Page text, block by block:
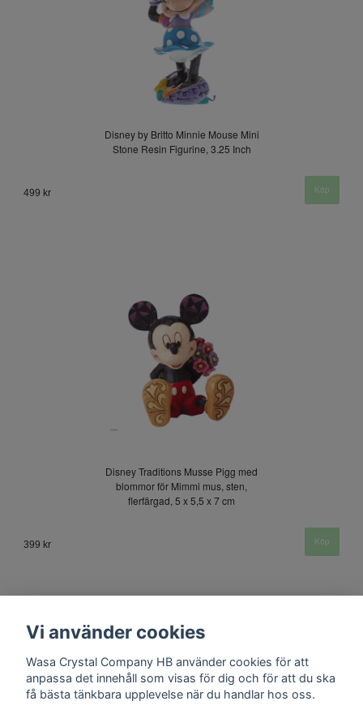
Disney by Britto Minnie Mouse Mini
Stone Resin Figurine, 3.25 Inch
499 kr
Disney Traditions Musse Pigg med
blommor för Mimmi mus, sten,
flerfärgad, 5 x 5,5 x 7 cm
399 kr
Vi använder cookies
Wasa Crystal Company HB använder cookies för att
anpassa det innehåll som visas för dig och för att du ska
få bästa tänkbara upplevelse när du handlar hos oss.